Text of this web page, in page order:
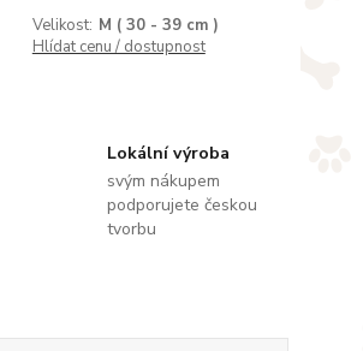
Velikost: M ( 30 - 39 cm )
Hlídat cenu / dostupnost
Lokální výroba
svým nákupem
podporujete českou
tvorbu